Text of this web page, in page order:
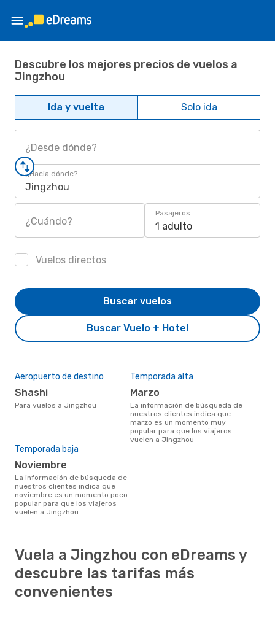
Descubre los mejores precios de vuelos a
Jingzhou
Ida y vuelta Solo ida
¿Desde dónde?
¿Hacia dónde?
Jingzhou
¿Cuándo?
Pasajeros
1 adulto
Vuelos directos
Buscar Vuelo + Hotel
Buscar vuelos
Aeropuerto de destino
Shashi
Para vuelos a Jingzhou
Temporada alta
marzo
La información de búsqueda de
nuestros clientes indica que
marzo es un momento muy
popular para que los viajeros
vuelen a Jingzhou
Temporada baja
noviembre
La información de búsqueda de
nuestros clientes indica que
noviembre es un momento poco
popular para que los viajeros
vuelen a Jingzhou
Vuela a Jingzhou con eDreams y
descubre las tarifas más
convenientes